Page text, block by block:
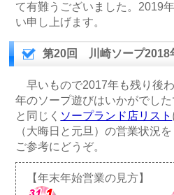
て有難うございました。2019
い申し上げます。
第20回 川崎ソープ2018
早いもので2017年も残り後
年のソープ遊びはいかがでし
と同じく ソープランド店リスト
（大晦日と元旦）の営業状況
ご参考にどうぞ。
【年末年始営業の見方】